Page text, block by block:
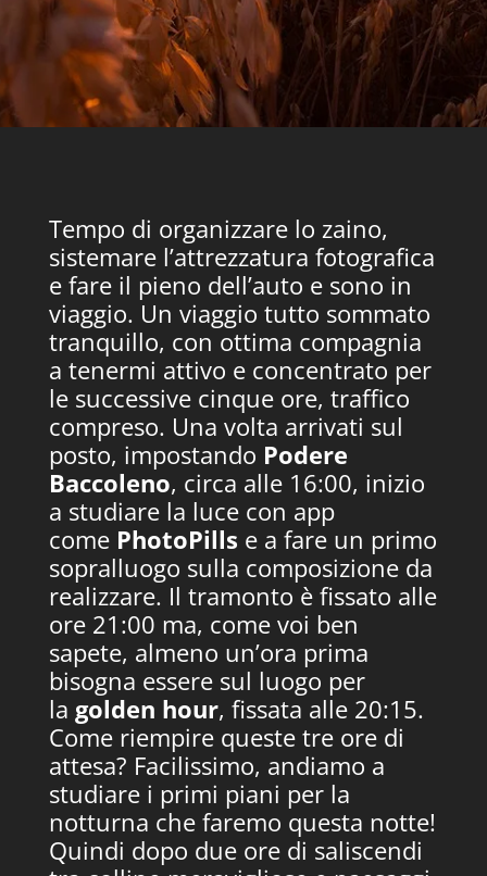
Tempo di organizzare lo zaino,
sistemare l’attrezzatura fotografica
e fare il pieno dell’auto e sono in
viaggio. Un viaggio tutto sommato
tranquillo, con ottima compagnia
a tenermi attivo e concentrato per
le successive cinque ore, traffico
compreso. Una volta arrivati sul
posto, impostando Podere
Baccoleno, circa alle 16:00, inizio
a studiare la luce con app
come PhotoPills e a fare un primo
sopralluogo sulla composizione da
realizzare. Il tramonto è fissato alle
ore 21:00 ma, come voi ben
sapete, almeno un’ora prima
bisogna essere sul luogo per
la golden hour, fissata alle 20:15.
Come riempire queste tre ore di
attesa? Facilissimo, andiamo a
studiare i primi piani per la
notturna che faremo questa notte!
Quindi dopo due ore di saliscendi